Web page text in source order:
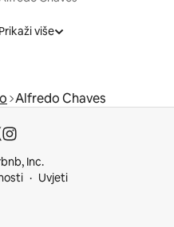
Prikaži više
Alfredo Chaves
Inc.
Uvjeti